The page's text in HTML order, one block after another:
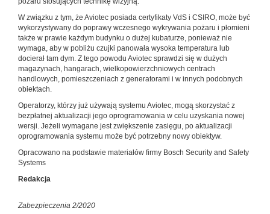
W związku z tym, że Aviotec posiada certyfikaty VdS i CSIRO, może być
wykorzystywany do poprawy wczesnego wykrywania pożaru i płomieni
także w prawie każdym budynku o dużej kubaturze, ponieważ nie
wymaga, aby w pobliżu czujki panowała wysoka temperatura lub
docierał tam dym. Z tego powodu Aviotec sprawdzi się w dużych
magazynach, hangarach, wielkopowierzchniowych centrach
handlowych, pomieszczeniach z generatorami i w innych podobnych
obiektach.
Operatorzy, którzy już używają systemu Aviotec, mogą skorzystać z
bezpłatnej aktualizacji jego oprogramowania w celu uzyskania nowej
wersji. Jeżeli wymagane jest zwiększenie zasięgu, po aktualizacji
oprogramowania systemu może być potrzebny nowy obiektyw.
Opracowano na podstawie materiałów firmy Bosch Security and Safety
Systems
Redakcja
Zabezpieczenia 2/2020